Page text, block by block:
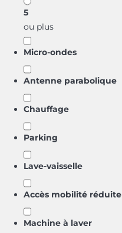
5
ou plus
Micro-ondes
Antenne parabolique
Chauffage
Parking
Lave-vaisselle
Accès mobilité réduite
Machine à laver